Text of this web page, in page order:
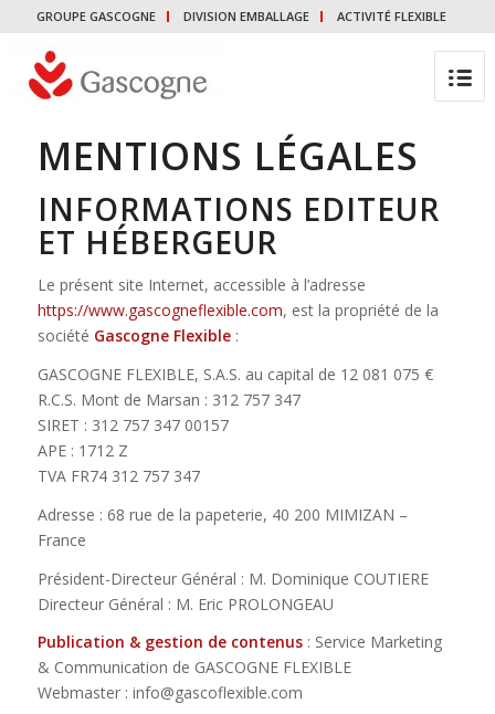
GROUPE GASCOGNE DIVISION EMBALLAGE ACTIVITÉ FLEXIBLE
MENTIONS LÉGALES
INFORMATIONS EDITEUR
ET HÉBERGEUR
Le présent site Internet, accessible à l’adresse
https://www.gascogneflexible.com, est la propriété de la
société Gascogne Flexible:
GASCOGNE FLEXIBLE, S.A.S. au capital de 12 081 075 €
R.C.S. Mont de Marsan : 312 757 347
SIRET : 312 757 347 00157
APE : 1712 Z
TVA FR74 312 757 347
Adresse : 68 rue de la papeterie, 40 200 MIMIZAN –
France
Président-Directeur Général : M. Dominique COUTIERE
Directeur Général : M. Eric PROLONGEAU
Publication & gestion de contenus: Service Marketing
& Communication de GASCOGNE FLEXIBLE
Webmaster : info@gascoflexible.com